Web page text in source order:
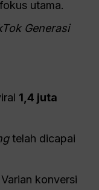
utama.
Generasi
1,4 juta
telah dicapai
konversi